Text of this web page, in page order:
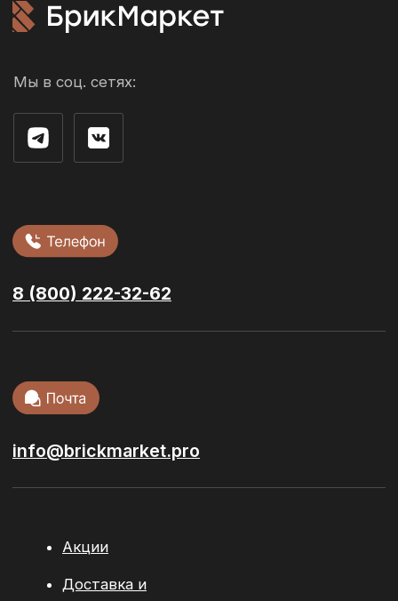
г. Рязань ул. 3-и Бутырки,
с1Д, 3 этаж, офис 305
О компании
Стеновые блоки
Фасадная плитка
Сухие смеси
керамогранит
Кровельные
материалы
Сопутствующие материалы
Политика конфиденциальности